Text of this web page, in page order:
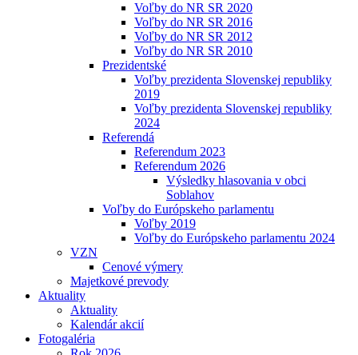
Voľby do NR SR 2020
Voľby do NR SR 2016
Voľby do NR SR 2012
Voľby do NR SR 2010
Prezidentské
Voľby prezidenta Slovenskej republiky
2019
Voľby prezidenta Slovenskej republiky
2024
Referendá
Referendum 2023
Referendum 2026
Výsledky hlasovania v obci
Soblahov
Voľby do Európskeho parlamentu
Voľby 2019
Voľby do Európskeho parlamentu 2024
VZN
Cenové výmery
Majetkové prevody
Aktuality
Aktuality
Kalendár akcií
Fotogaléria